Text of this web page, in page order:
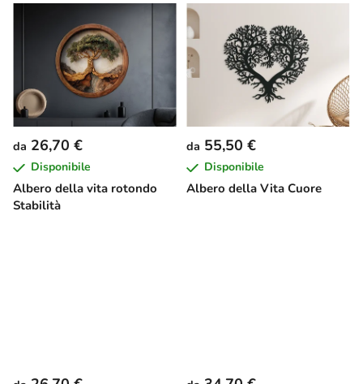
Albero della vita rotondo
Stabilità
da 26,70 €
Disponibile
Albero della Vita Cuore
da 55,50 €
Disponibile